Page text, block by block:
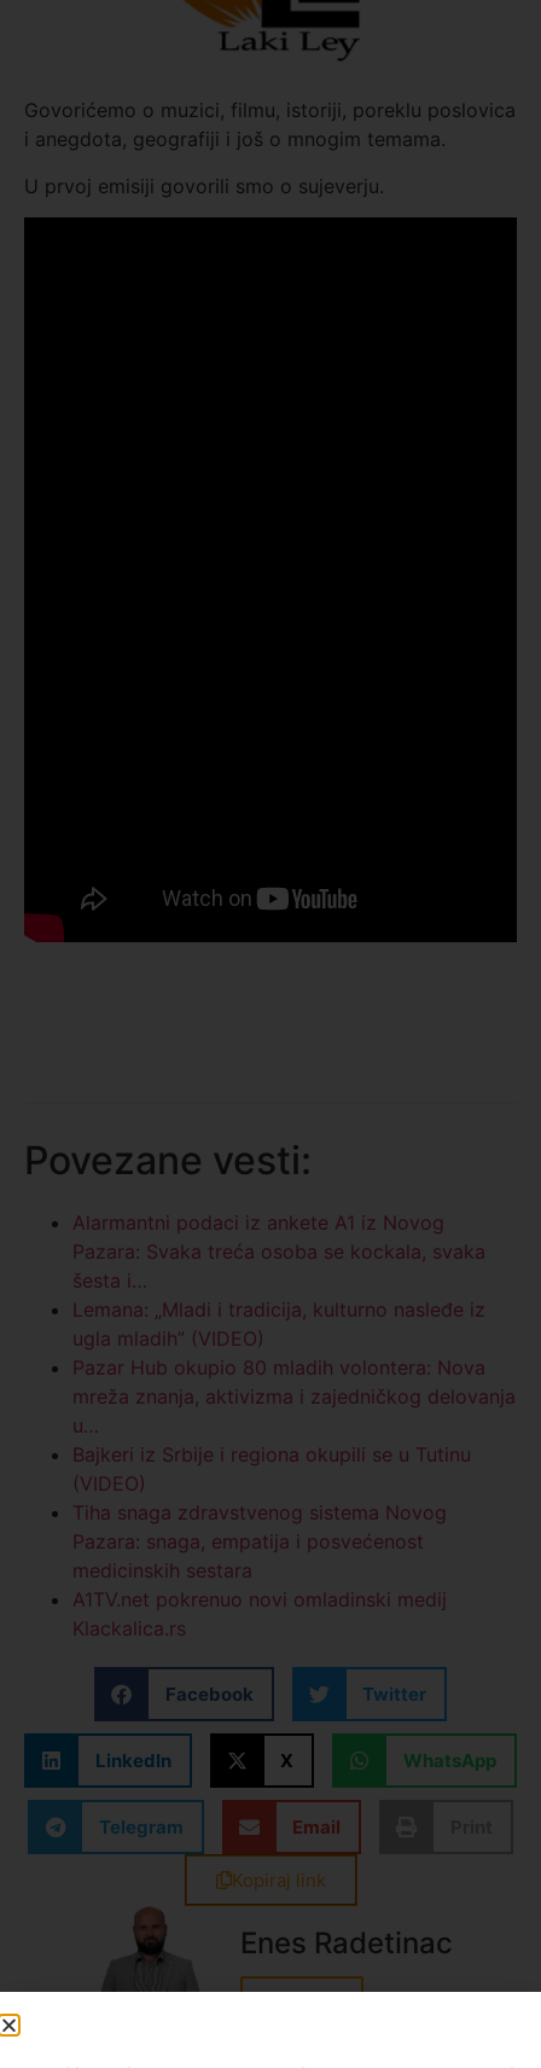
Govorićemo o muzici, filmu, istoriji, poreklu poslovica
i anegdota, geografiji i još o mnogim temama.
U prvoj emisiji govorili smo o sujeverju.
Povezane vesti:
Alarmantni podaci iz ankete A1 iz Novog
Pazara: Svaka treća osoba se kockala, svaka
šesta i…
Lemana: „Mladi i tradicija, kulturno nasleđe iz
ugla mladih” (VIDEO)
Pazar Hub okupio 80 mladih volontera: Nova
mreža znanja, aktivizma i zajedničkog delovanja
u…
Bajkeri iz Srbije i regiona okupili se u Tutinu
(VIDEO)
Tiha snaga zdravstvenog sistema Novog
Pazara: snaga, empatija i posvećenost
medicinskih sestara
A1TV.net pokrenuo novi omladinski medij
Klackalica.rs
Facebook Twitter
LinkedIn X WhatsApp
Telegram Email
Kopiraj link
Enes Radetinac